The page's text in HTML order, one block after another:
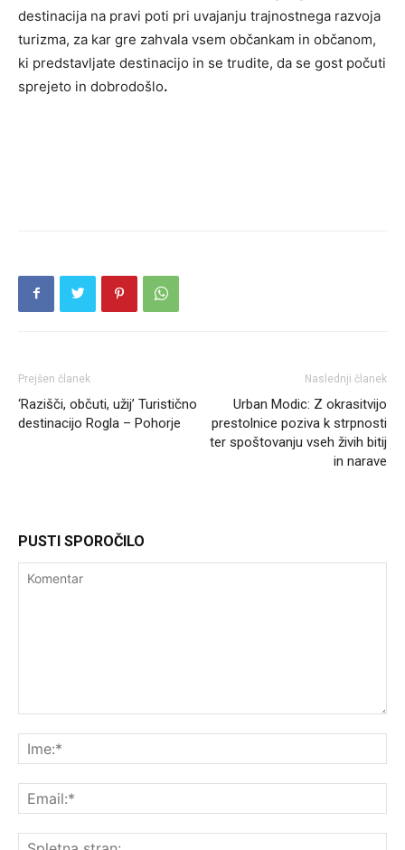
destinacija na pravi poti pri uvajanju trajnostnega razvoja
turizma, za kar gre zahvala vsem občankam in občanom,
ki predstavljate destinacijo in se trudite, da se gost počuti
sprejeto in dobrodošlo.
Prejšen članek
‘Razišči, občuti, užij’ Turistično
destinacijo Rogla – Pohorje
Naslednji članek
Urban Modic: Z okrasitvijo
prestolnice poziva k strpnosti
ter spoštovanju vseh živih bitij
in narave
PUSTI SPOROČILO